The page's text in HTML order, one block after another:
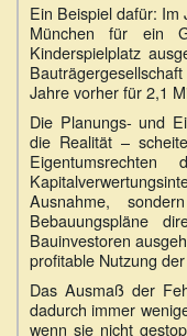
Ein Beispiel dafür: Im
München für ein
Kinderspielplatz
Jahre vorher für 2,1
Die Planungs- und
die Realität –
Ausnahme,
Bebauungspläne
Bauinvestoren
profitable Nutzung
Das Ausmaß der
dadurch immer
wenn sie nicht